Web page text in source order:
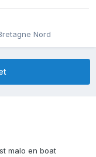
Nord
malo en boat